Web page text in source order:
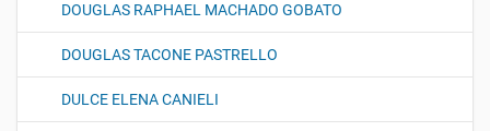
DOUGLAS RAPHAEL MACHADO GOBATO
DOUGLAS TACONE PASTRELLO
DULCE ELENA CANIELI